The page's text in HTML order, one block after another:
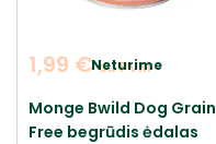
Neturime
1,99 € su PVM
Monge Bwild Dog Grain
Free begrūdis ėdalas